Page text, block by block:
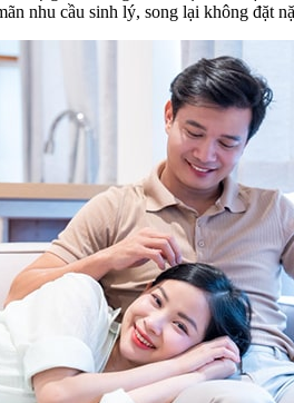
nhu cầu sinh lý, song lại không đặt